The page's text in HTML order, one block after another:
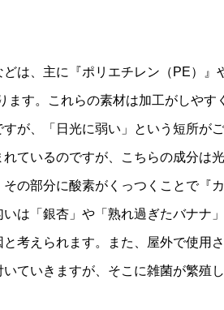
は、主に『ポリエチレン（PE）』
ます。これらの素材は加工がしや
が、「日光に弱い」という短所が
れているのですが、こちらの成分は
の部分に酸素がくっつくことで『
は「銀杏」や「熟れ過ぎたバナナ
考えられます。また、屋外で使用
ていきますが、そこに雑菌が繁殖